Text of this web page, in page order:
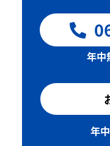
年
年